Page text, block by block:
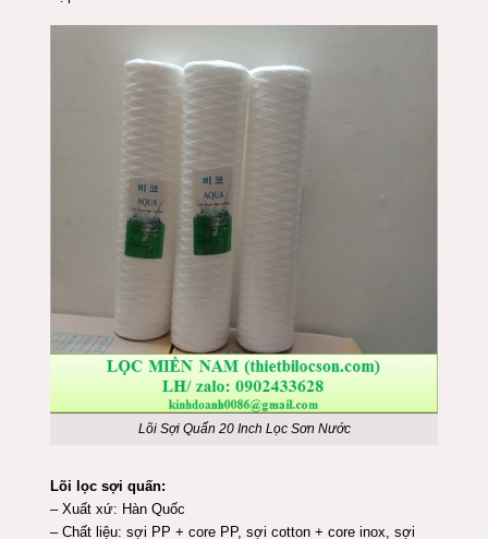
Lõi Sợi Quấn 20 Inch Lọc Sơn Nước
Lõi lọc sợi quấn:
– Xuất xứ: Hàn Quốc
– Chất liệu: sợi PP + core PP, sợi cotton + core inox, sợi